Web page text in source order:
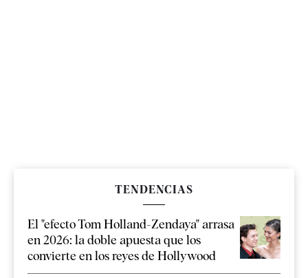
TENDENCIAS
El "efecto Tom Holland-Zendaya" arrasa
en 2026: la doble apuesta que los
convierte en los reyes de Hollywood